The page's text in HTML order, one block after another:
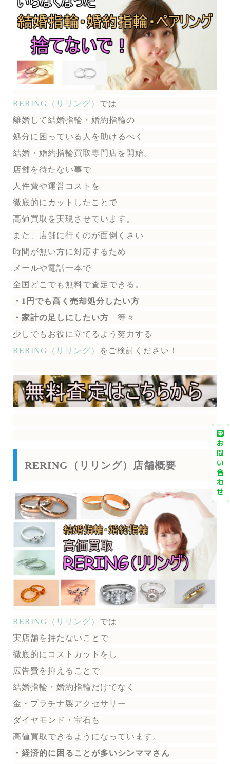
RERING（リリング） では
離婚して結婚指輪・婚約指輪の
処分に困っている人を助けるべく
結婚・婚約指輪買取専門店を開始。
店舗を待たない事で
人件費や運営コストを
徹底的にカットしたことで
高値買取を実現させています。
また、店舗に行くのが面倒くさい
時間が無い方に対応するため
メールや電話一本で
全国どこでも無料で査定できる。
・1円でも高く売却処分したい方
・家計の足しにしたい方 等々
少しでもお役に立てるよう努力する
RERING（リリング）
を ご検討ください！
RERING（リリング）店舗概要
RERING（リリング） では
実店舗を持たないことで
徹底的にコストカットをし
広告費を抑えることで
結婚指輪・婚約指輪だけでなく
金・プラチナ製アクセサリー
ダイヤモンド・宝石も
高値買取できるようになっています。
・経済的に困ることが多いシンママさん
お
問
い
合
わ
せ